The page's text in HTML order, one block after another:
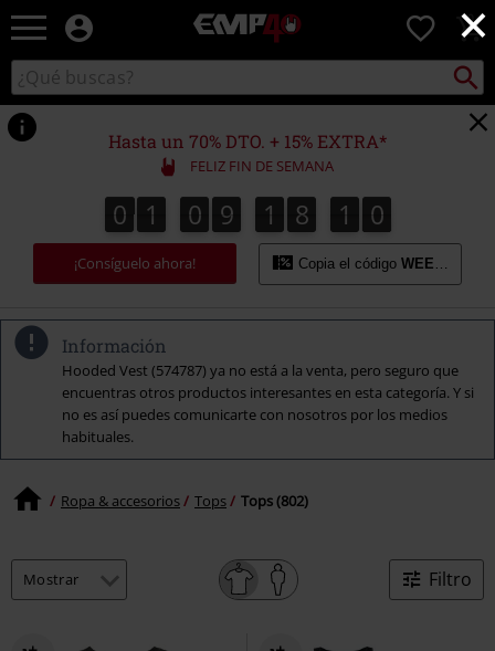
×
EMP
Música,
TV
&
Gaming
Merch
Ropa
Alternativa
0
Buscar
en
el
catálogo
Buscar
Hasta un 70% DTO. + 15% EXTRA*
FELIZ FIN DE SEMANA
0
0 1
1 0
0 9
9 1
1 8
8 0
1
0 8
9
8
0
9
¡Consíguelo ahora! Copia el código WEEKEND
Información
Hooded Vest (574787) ya no está a la venta, pero seguro que
encuentras otros productos interesantes en esta categoría. Y si
no es así puedes comunicarte con nosotros por los medios
habituales.
Ropa & accesorios Tops Tops (802)
Filtro